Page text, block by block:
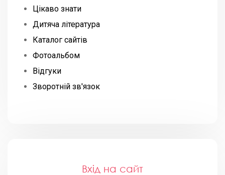
Цікаво знати
Дитяча література
Каталог сайтів
Фотоальбом
Відгуки
Зворотній зв'язок
Вхід на сайт